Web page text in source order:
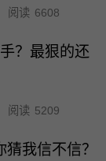
阅读 6608
？最狠的还
阅读 5209
我信不信？